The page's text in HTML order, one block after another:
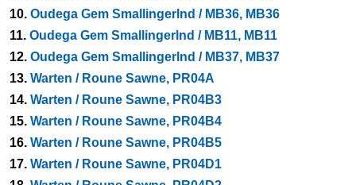
10. Oudega Gem Smallingerlnd / MB36, MB36
11. Oudega Gem Smallingerlnd / MB11, MB11
12. Oudega Gem Smallingerlnd / MB37, MB37
13. Warten / Roune Sawne, PR04A
14. Warten / Roune Sawne, PR04B3
15. Warten / Roune Sawne, PR04B4
16. Warten / Roune Sawne, PR04B5
17. Warten / Roune Sawne, PR04D1